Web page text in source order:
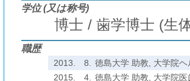
学位 (又は称号)
博士 / 歯学博士 (生
職歴
2013. 8.
徳島大学 助教, 大学院
2015.
4. 徳島大学 助教, 大学院医